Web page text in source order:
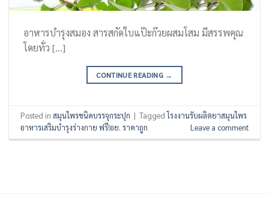
อาหารบำรุงสมอง สารสกัดใบแป๊ะก๊วยผสมโสม มีสรรพคุณ
โดยทั่ว […]
CONTINUE READING →
Posted inสมุนไพรชนิดบรรจุกระปุก | Taggedโรงงานรับผลิตยาสมุนไพร
อาหารเสริมบำรุงร่างกาย ฟรี!อย. ราคาถูก
Leave a comment